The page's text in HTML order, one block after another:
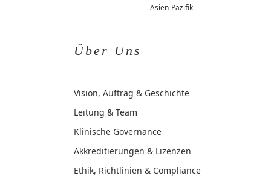
Asien-Pazifik
Über Uns
Vision, Auftrag & Geschichte
Leitung & Team
Klinische Governance
Akkreditierungen & Lizenzen
Ethik, Richtlinien & Compliance